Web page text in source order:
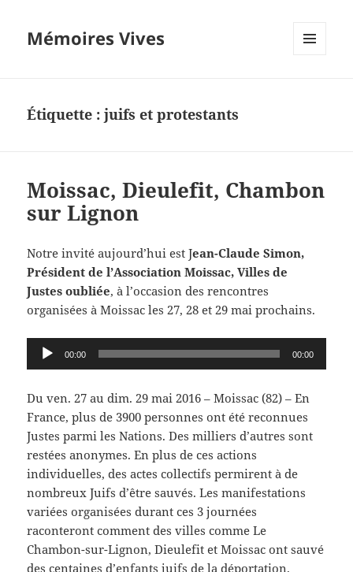
Mémoires Vives
Étiquette :juifs et protestants
Moissac, Dieulefit, Chambon
sur Lignon
Notre invité aujourd’hui est Jean-Claude Simon,
Président de l’Association Moissac, Villes de
Justes oubliée, à l’occasion des rencontres
organisées à Moissac les 27, 28 et 29 mai prochains.
Lecteur
audio
00:00 00:00
Du ven. 27 au dim. 29 mai 2016 – Moissac (82) –En
France, plus de 3900 personnes ont été reconnues
Justes parmi les Nations. Des milliers d’autres sont
restées anonymes. En plus de ces actions
individuelles, des actes collectifs permirent à de
nombreux Juifs d’être sauvés. Les manifestations
variées organisées durant ces 3 journées
raconteront comment des villes comme Le
Chambon-sur-Lignon, Dieulefit et Moissac ont sauvé
des centaines d’enfants juifs de la déportation.